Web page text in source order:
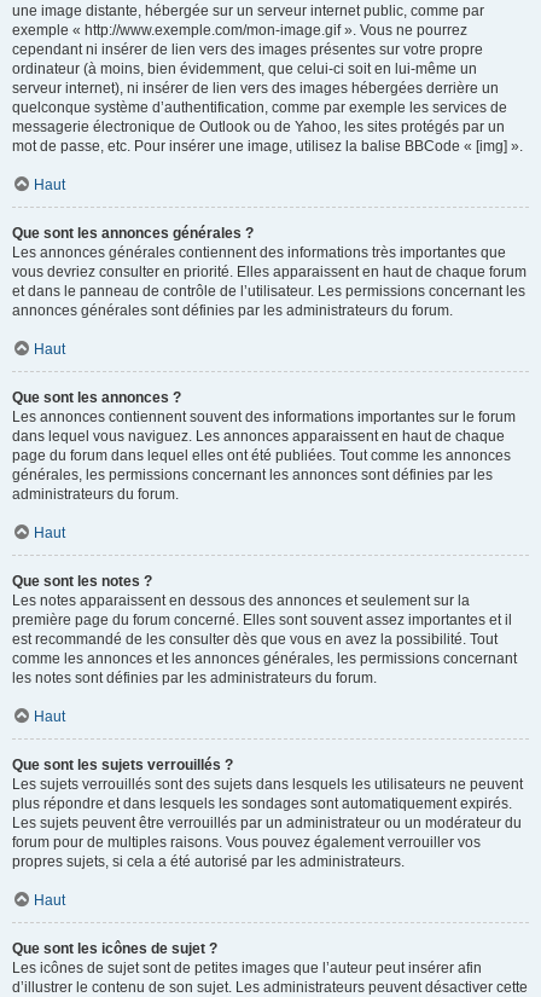
une image distante, hébergée sur un serveur internet public, comme par
exemple « http://www.exemple.com/mon-image.gif ». Vous ne pourrez
cependant ni insérer de lien vers des images présentes sur votre propre
ordinateur (à moins, bien évidemment, que celui-ci soit en lui-même un
serveur internet), ni insérer de lien vers des images hébergées derrière un
quelconque système d’authentification, comme par exemple les services de
messagerie électronique de Outlook ou de Yahoo, les sites protégés par un
mot de passe, etc. Pour insérer une image, utilisez la balise BBCode « [img] ».
Haut
Que sont les annonces générales ?
Les annonces générales contiennent des informations très importantes que
vous devriez consulter en priorité. Elles apparaissent en haut de chaque forum
et dans le panneau de contrôle de l’utilisateur. Les permissions concernant les
annonces générales sont définies par les administrateurs du forum.
Haut
Que sont les annonces ?
Les annonces contiennent souvent des informations importantes sur le forum
dans lequel vous naviguez. Les annonces apparaissent en haut de chaque
page du forum dans lequel elles ont été publiées. Tout comme les annonces
générales, les permissions concernant les annonces sont définies par les
administrateurs du forum.
Haut
Que sont les notes ?
Les notes apparaissent en dessous des annonces et seulement sur la
première page du forum concerné. Elles sont souvent assez importantes et il
est recommandé de les consulter dès que vous en avez la possibilité. Tout
comme les annonces et les annonces générales, les permissions concernant
les notes sont définies par les administrateurs du forum.
Haut
Que sont les sujets verrouillés ?
Les sujets verrouillés sont des sujets dans lesquels les utilisateurs ne peuvent
plus répondre et dans lesquels les sondages sont automatiquement expirés.
Les sujets peuvent être verrouillés par un administrateur ou un modérateur du
forum pour de multiples raisons. Vous pouvez également verrouiller vos
propres sujets, si cela a été autorisé par les administrateurs.
Haut
Que sont les icônes de sujet ?
Les icônes de sujet sont de petites images que l’auteur peut insérer afin
d’illustrer le contenu de son sujet. Les administrateurs peuvent désactiver cette